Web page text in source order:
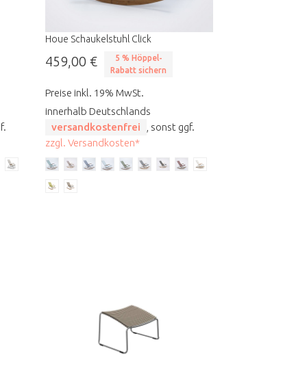
Houe Schaukelstuhl Click
459,00 €
5 % Höppel-
Rabatt sichern
Preise inkl. 19% MwSt.
innerhalb Deutschlands
versandkostenfrei
, sonst ggf.
zzgl. Versandkosten*